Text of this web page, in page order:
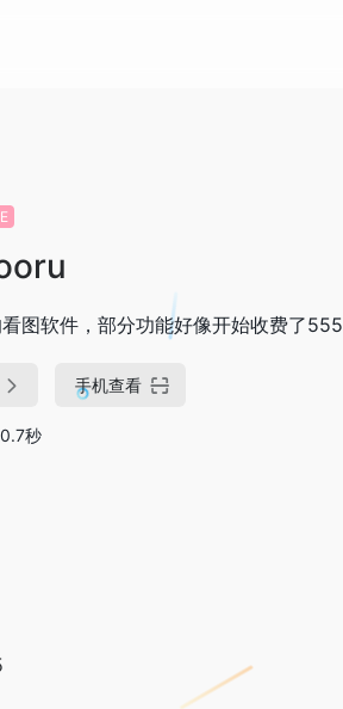
图软件，部分功能好像开始收费了555
手机查看
秒